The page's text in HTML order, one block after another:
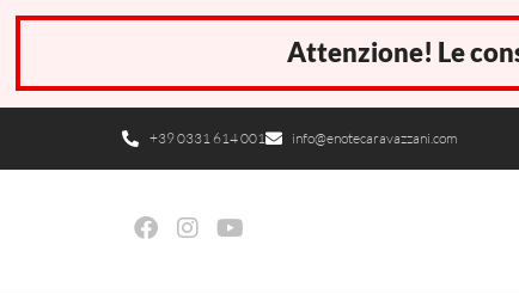
Attenzione! Le
+39 0331 614 001 info@enotecaravazzani.com